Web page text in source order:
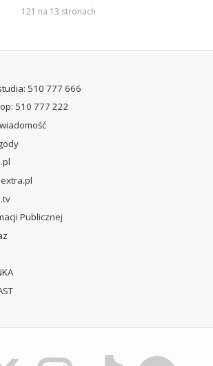
121 na 13 stronach
510 777 666
510 777 222
Publicznej